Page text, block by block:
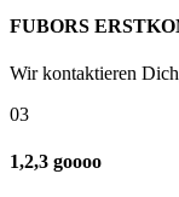
FUBORS
Wir kontaktieren
03
1,2,3 goooo